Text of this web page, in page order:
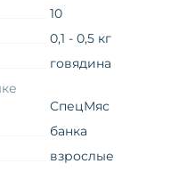
10
0,1 - 0,5 кг
говядина
СпецМяс
банка
взрослые